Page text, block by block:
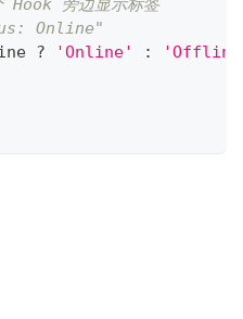
Hook 旁边显示标签
Online"
? 'Online' :